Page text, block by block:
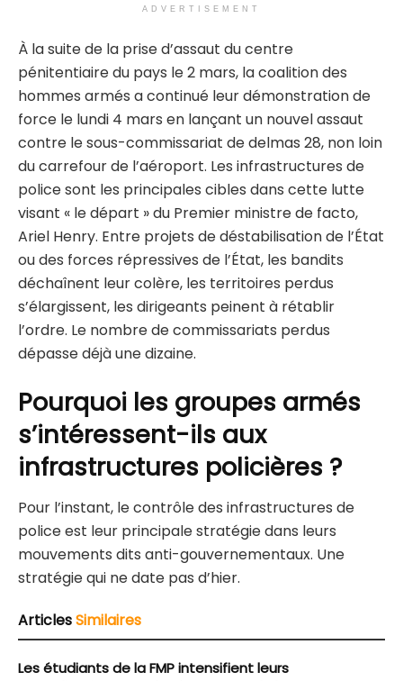
ADVERTISEMENT
À la suite de la prise d’assaut du centre
pénitentiaire du pays le 2 mars, la coalition des
hommes armés a continué leur démonstration de
force le lundi 4 mars en lançant un nouvel assaut
contre le sous-commissariat de delmas 28, non loin
du carrefour de l’aéroport. Les infrastructures de
police sont les principales cibles dans cette lutte
visant « le départ » du Premier ministre de facto,
Ariel Henry. Entre projets de déstabilisation de l’État
ou des forces répressives de l’État, les bandits
déchaînent leur colère, les territoires perdus
s’élargissent, les dirigeants peinent à rétablir
l’ordre. Le nombre de commissariats perdus
dépasse déjà une dizaine.
Pourquoi les groupes armés
s’intéressent-ils aux
infrastructures policières ?
Pour l’instant, le contrôle des infrastructures de
police est leur principale stratégie dans leurs
mouvements dits anti-gouvernementaux. Une
stratégie qui ne date pas d’hier.
ArticlesSimilaires
Les étudiants de la FMP intensifient leurs